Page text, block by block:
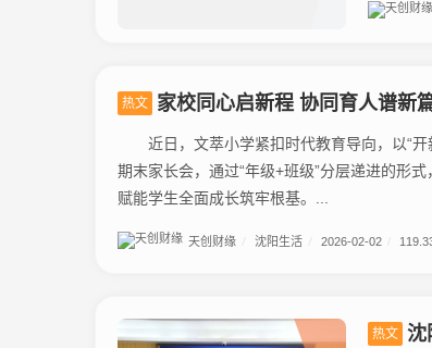
热文 家校同心启新程 协同育人谱新
近日，文萃小学紧扣时代教育导向，以“开
期末家长会，通过“年级+班级”分层递进的形
赋能学生全面成长筑牢根基。...
天创财缘 沈阳生活 2026-02-02
热文 沈